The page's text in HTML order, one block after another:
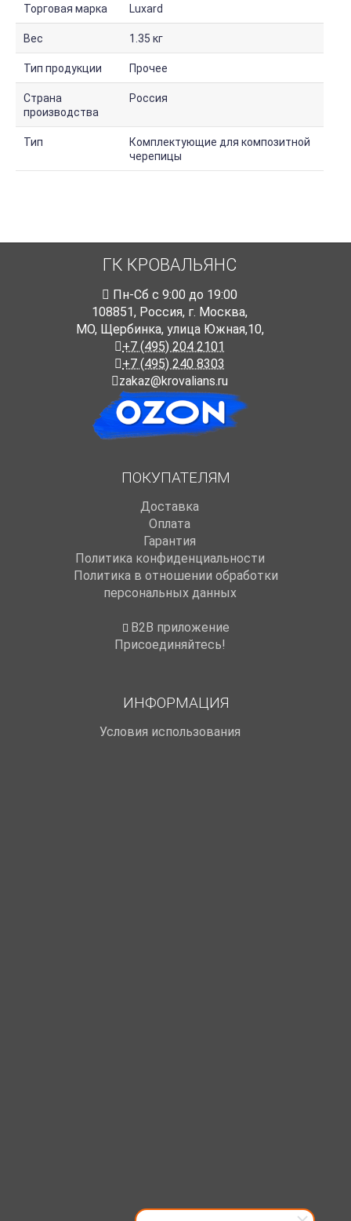
Торговая марка Luxard
Вес 1.35 кг
Тип продукции Прочее
Страна
производства
Россия
Тип
Комплектующие для композитной
черепицы
ГК КРОВАЛЬЯНС
Пн-Cб с 9:00 до 19:00
108851, Россия, г. Москва,
МО, Щербинка, улица Южная,10,
+7 (495) 204 2101
+7 (495) 240 8303
zakaz@krovalians.ru
ПОКУПАТЕЛЯМ
Доставка
Оплата
Гарантия
Политика конфиденциальности
Политика в отношении обработки
персональных данных
B2B приложение
Присоединяйтесь!
ИНФОРМАЦИЯ
Условия использования